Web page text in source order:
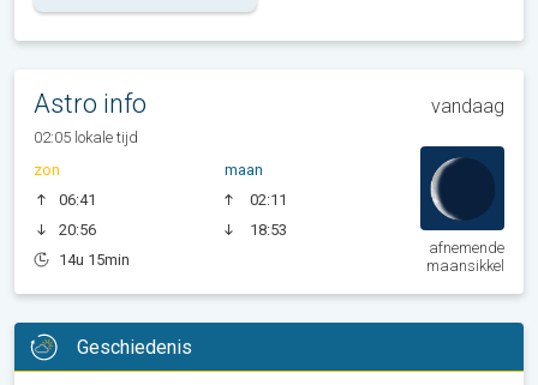
Astro info vandaag
02:05 lokale tijd
zon
06:41
20:56
14u 15min
maan
02:11
18:53
afnemende
maansikkel
Geschiedenis